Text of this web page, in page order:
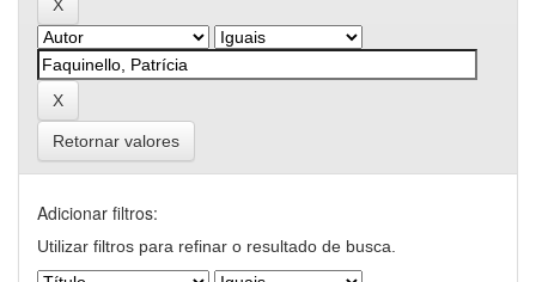
Retornar valores
Adicionar filtros:
Utilizar filtros para refinar o resultado de busca.